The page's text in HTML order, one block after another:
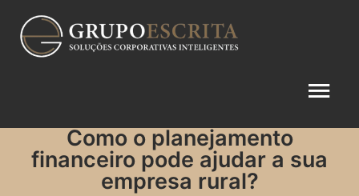
Como o planejamento
financeiro pode ajudar a sua
empresa rural?